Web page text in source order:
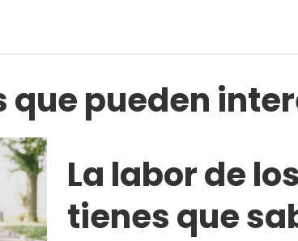
que pueden
La labor de
tienes que